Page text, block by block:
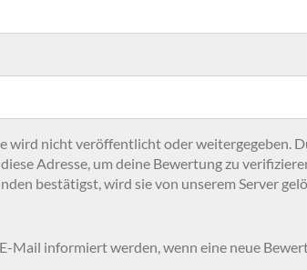
wird nicht veröffentlicht oder weitergegeben.
Adresse, um deine Bewertung zu
bestätigst, wird sie von unserem Server
Mail informiert werden, wenn eine neue